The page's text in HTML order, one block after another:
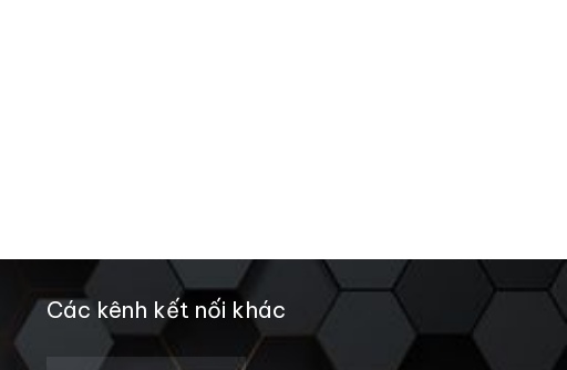
Các kênh kết nối khác